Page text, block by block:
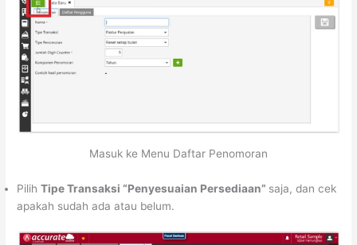
Masuk ke Menu Daftar Penomoran
PilihTipe Transaksi “Penyesuaian Persediaan” saja, dan cek
apakah sudah ada atau belum.